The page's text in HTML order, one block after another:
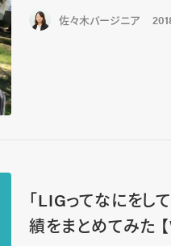
佐々木バージニア
「LIGってなにをし
績をまとめてみた